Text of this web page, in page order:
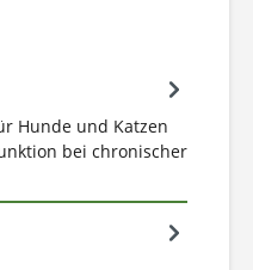
Hunde und Katzen
bei chronischer